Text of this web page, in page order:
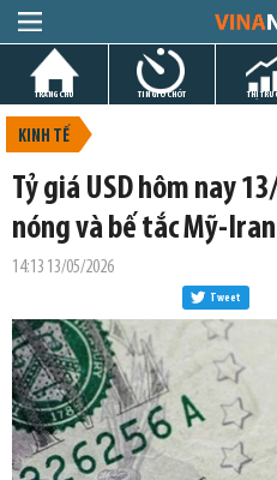
TRANG CHỦ TIN GIỜ CHÓT THỊ
KINH TẾ
Tỷ giá USD hôm nay
nóng và bế tắc Mỹ-Iran
14:13 13/05/2026
Tweet